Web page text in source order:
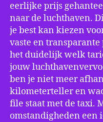
eerlijke prijs
naar de luchthaven.
je best kan kiezen
vaste en
het duidelijk welk
jouw
ben je niet meer
kilometerteller en
file staat met de taxi.
omstandigheden een